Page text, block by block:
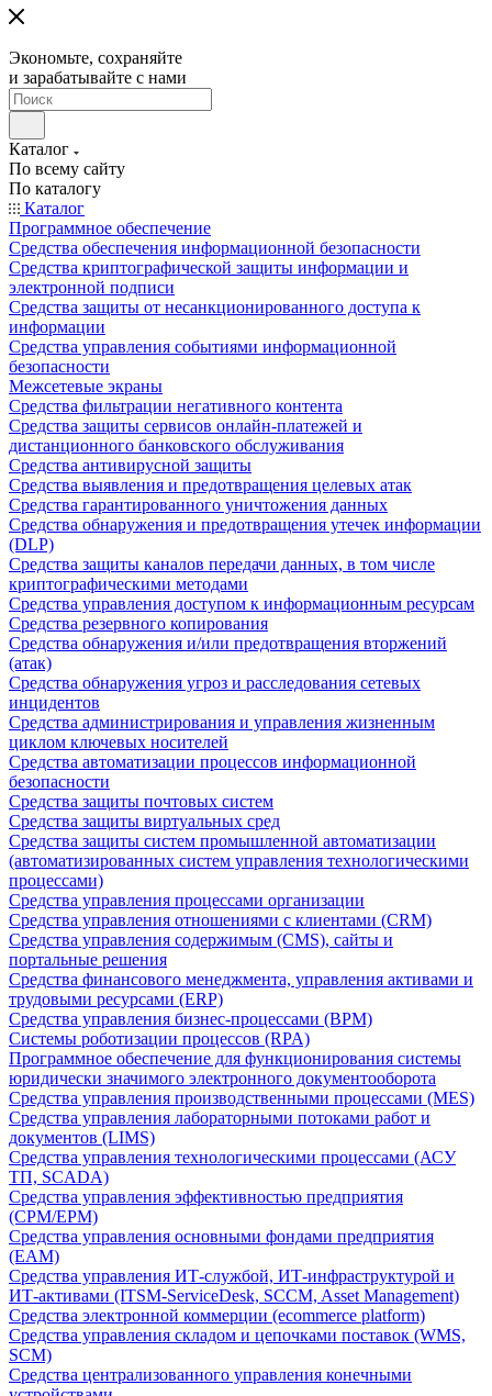
Экономьте, сохраняйте
и зарабатывайте с нами
Каталог
По всему сайту
По каталогу
Каталог
Программное обеспечение
Средства обеспечения информационной безопасности
Средства криптографической защиты информации и
электронной подписи
Средства защиты от несанкционированного доступа к
информации
Средства управления событиями информационной
безопасности
Межсетевые экраны
Средства фильтрации негативного контента
Средства защиты сервисов онлайн-платежей и
дистанционного банковского обслуживания
Средства антивирусной защиты
Средства выявления и предотвращения целевых атак
Средства гарантированного уничтожения данных
Средства обнаружения и предотвращения утечек информации
(DLP)
Средства защиты каналов передачи данных, в том числе
криптографическими методами
Средства управления доступом к информационным ресурсам
Средства резервного копирования
Средства обнаружения и/или предотвращения вторжений
(атак)
Средства обнаружения угроз и расследования сетевых
инцидентов
Средства администрирования и управления жизненным
циклом ключевых носителей
Средства автоматизации процессов информационной
безопасности
Средства защиты почтовых систем
Средства защиты виртуальных сред
Средства защиты систем промышленной автоматизации
(автоматизированных систем управления технологическими
процессами)
Средства управления процессами организации
Средства управления отношениями с клиентами (CRM)
Средства управления содержимым (CMS), сайты и
портальные решения
Средства финансового менеджмента, управления активами и
трудовыми ресурсами (ERP)
Средства управления бизнес-процессами (BPM)
Системы роботизации процессов (RPA)
Программное обеспечение для функционирования системы
юридически значимого электронного документооборота
Средства управления производственными процессами (MES)
Средства управления лабораторными потоками работ и
документов (LIMS)
Средства управления технологическими процессами (АСУ
ТП, SCADA)
Средства управления эффективностью предприятия
(CPM/EPM)
Средства управления основными фондами предприятия
(EAM)
Средства управления ИТ-службой, ИТ-инфраструктурой и
ИТ-активами (ITSM-ServiceDesk, SCCM, Asset Management)
Средства электронной коммерции (ecommerce platform)
Средства управления складом и цепочками поставок (WMS,
SCM)
Средства централизованного управления конечными